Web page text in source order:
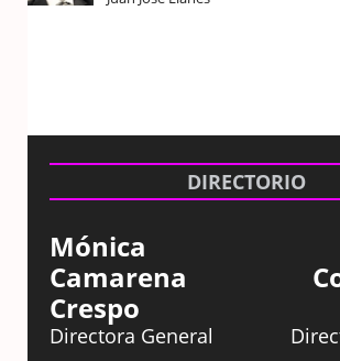
DIRECTORIO
Mónica
Camarena
Crespo
Directora General